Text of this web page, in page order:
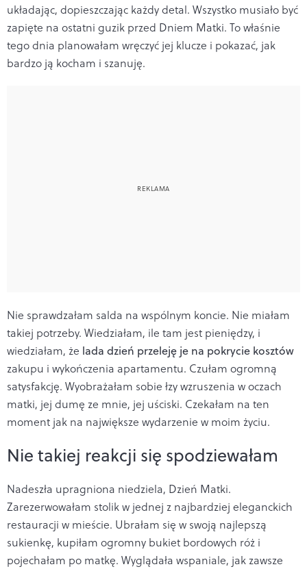
układając, dopieszczając każdy detal. Wszystko musiało być
zapięte na ostatni guzik przed Dniem Matki. To właśnie
tego dnia planowałam wręczyć jej klucze i pokazać, jak
bardzo ją kocham i szanuję.
Nie sprawdzałam salda na wspólnym koncie. Nie miałam
takiej potrzeby. Wiedziałam, ile tam jest pieniędzy, i
wiedziałam, że lada dzień przeleję je na pokrycie kosztów
zakupu i wykończenia apartamentu. Czułam ogromną
satysfakcję. Wyobrażałam sobie łzy wzruszenia w oczach
matki, jej dumę ze mnie, jej uściski. Czekałam na ten
moment jak na największe wydarzenie w moim życiu.
Nie takiej reakcji się spodziewałam
Nadeszła upragniona niedziela, Dzień Matki.
Zarezerwowałam stolik w jednej z najbardziej eleganckich
restauracji w mieście. Ubrałam się w swoją najlepszą
sukienkę, kupiłam ogromny bukiet bordowych róż i
pojechałam po matkę. Wyglądała wspaniale, jak zawsze